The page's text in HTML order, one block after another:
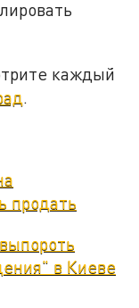
каждый
.
продать
в Киеве